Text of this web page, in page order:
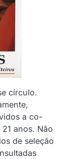
círculo.
a co-
anos. Não
de seleção